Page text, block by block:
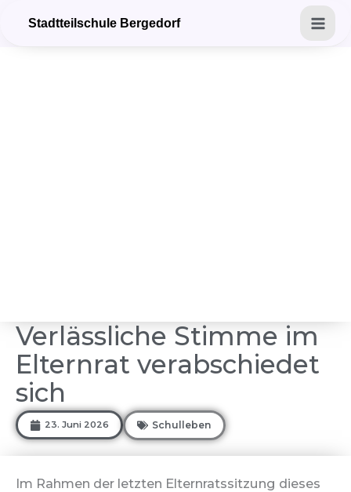
Stadtteilschule Bergedorf
23. Juni 2026 Schulleben
Verlässliche Stimme im
Elternrat verabschiedet
sich
Im Rahmen der letzten Elternratssitzung dieses